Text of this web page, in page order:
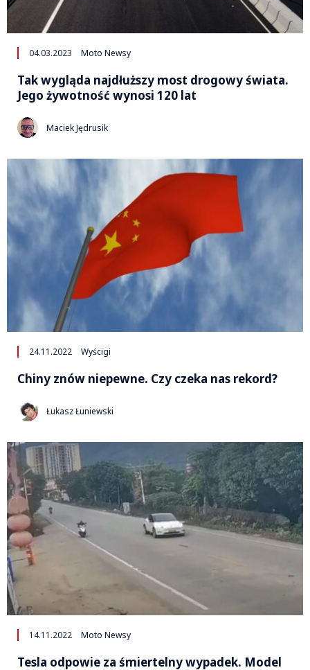
04.03.2023 Moto Newsy
Tak wygląda najdłuższy most drogowy świata.
Jego żywotność wynosi 120 lat
Maciek Jędrusik
24.11.2022 Wyścigi
Chiny znów niepewne. Czy czeka nas rekord?
Łukasz Łuniewski
14.11.2022 Moto Newsy
Tesla odpowie za śmiertelny wypadek. Model